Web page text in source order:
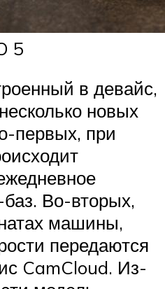
5
в девайс,
новых
первых, при
Во-вторых,
машины,
передаются
CamCloud. Из-